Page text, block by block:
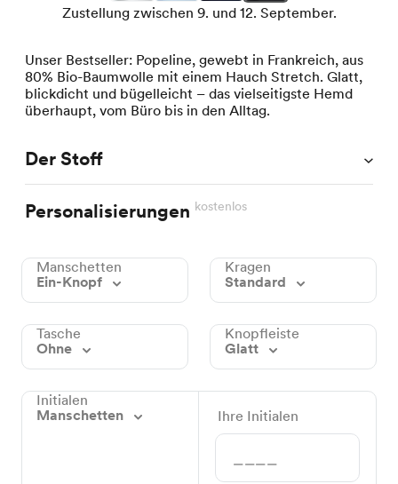
Zustellung zwischen 9. und 12. September.
Unser Bestseller: Popeline, gewebt in Frankreich, aus
80% Bio-Baumwolle mit einem Hauch Stretch. Glatt,
blickdicht und bügelleicht – das vielseitigste Hemd
überhaupt, vom Büro bis in den Alltag.
Der Stoff
Personalisierungen kostenlos
Manschetten
Ein-Knopf
Kragen
Standard
Tasche
Ohne
Knopfleiste
Glatt
Initialen
Manschetten
Ihre Initialen